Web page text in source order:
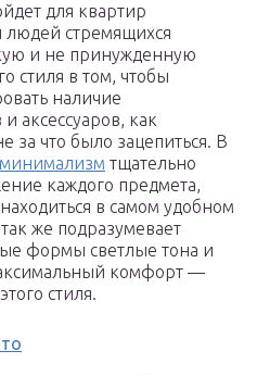
для квартир
стремящихся
и не принужденную
стиля в том, чтобы
наличие
аксессуаров, как
за что было зацепиться. В
минимализм тщательно
каждого предмета,
в самом удобном
же подразумевает
формы светлые тона и
комфорт —
стиля.